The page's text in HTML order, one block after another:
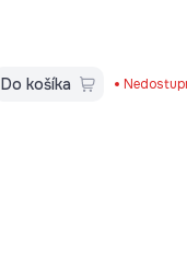
Do košíka